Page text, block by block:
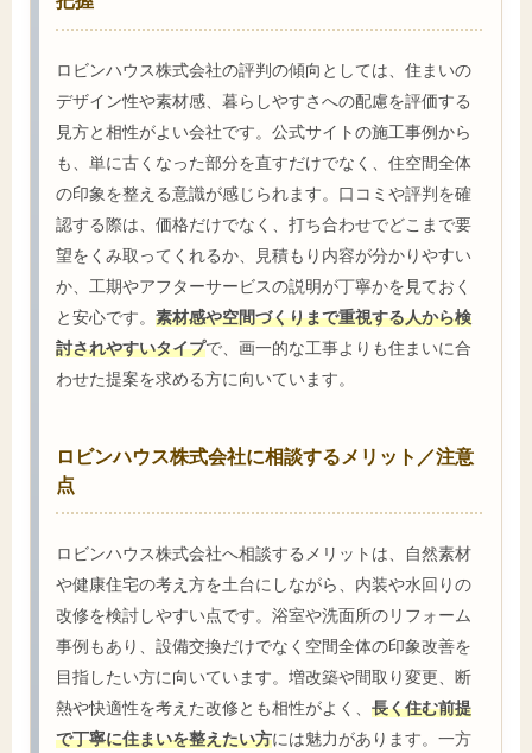
ロビンハウス株式会社の評判の傾向としては、住まいの
デザイン性や素材感、暮らしやすさへの配慮を評価する
見方と相性がよい会社です。公式サイトの施工事例から
も、単に古くなった部分を直すだけでなく、住空間全体
の印象を整える意識が感じられます。口コミや評判を確
認する際は、価格だけでなく、打ち合わせでどこまで要
望をくみ取ってくれるか、見積もり内容が分かりやすい
か、工期やアフターサービスの説明が丁寧かを見ておく
と安心です。 素材感や空間づくりまで重視する人から検
討されやすいタイプで、画一的な工事よりも住まいに合
わせた提案を求める方に向いています。
ロビンハウス株式会社に相談するメリット／注意
点
ロビンハウス株式会社へ相談するメリットは、自然素材
や健康住宅の考え方を土台にしながら、内装や水回りの
改修を検討しやすい点です。浴室や洗面所のリフォーム
事例もあり、設備交換だけでなく空間全体の印象改善を
目指したい方に向いています。増改築や間取り変更、断
熱や快適性を考えた改修とも相性がよく、 長く住む前提
で丁寧に住まいを整えたい方には魅力があります。一方